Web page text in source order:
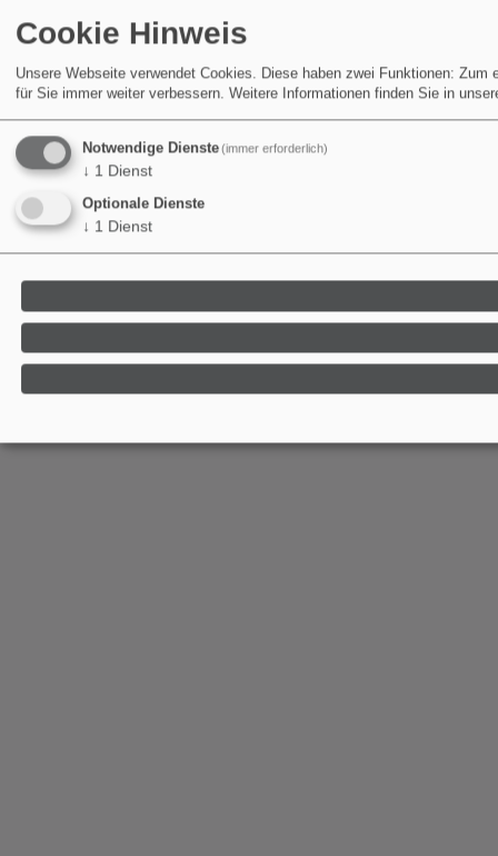
Cookie Hinweis
Unsere Webseite verwendet Cookies. Diese haben zwei Funktionen:
für Sie immer weiter verbessern. Weitere Informationen finden Sie in
Notwendige Dienste(immer erforderlich)
↓ 1 Dienst
Optionale Dienste
↓ 1 Dienst